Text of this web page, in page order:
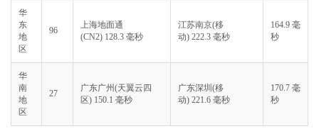
华
东
地
区
96
上海地面通
(CN2) 128.3 毫秒
江苏南京(移
动) 222.3 毫秒
164.9 毫
秒
华
南
地
区
27
广东广州(天翼云四
区) 150.1 毫秒
广东深圳(移
动) 221.6 毫秒
170.7 毫
秒